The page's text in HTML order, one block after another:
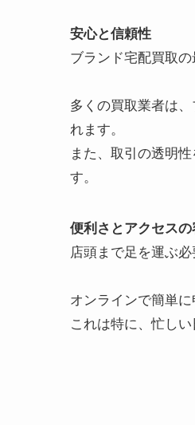
安心と信頼性
ブランド宅配買取
多くの買取業者は
れます。
また、取引の透明
す。
便利さとアクセスの
店頭まで足を運ぶ
オンラインで簡単
これは特に、忙し